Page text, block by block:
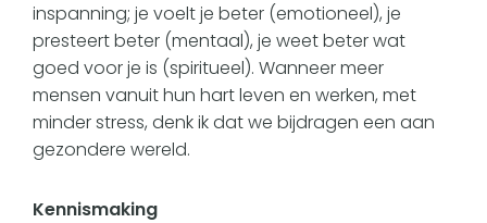
inspanning; je voelt je beter (emotioneel), je
presteert beter (mentaal), je weet beter wat
goed voor je is (spiritueel). Wanneer meer
mensen vanuit hun hart leven en werken, met
minder stress, denk ik dat we bijdragen een aan
gezondere wereld.
Kennismaking